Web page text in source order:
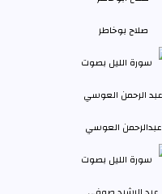
صلاح بوخاطر
عبدالرحمن العوسي